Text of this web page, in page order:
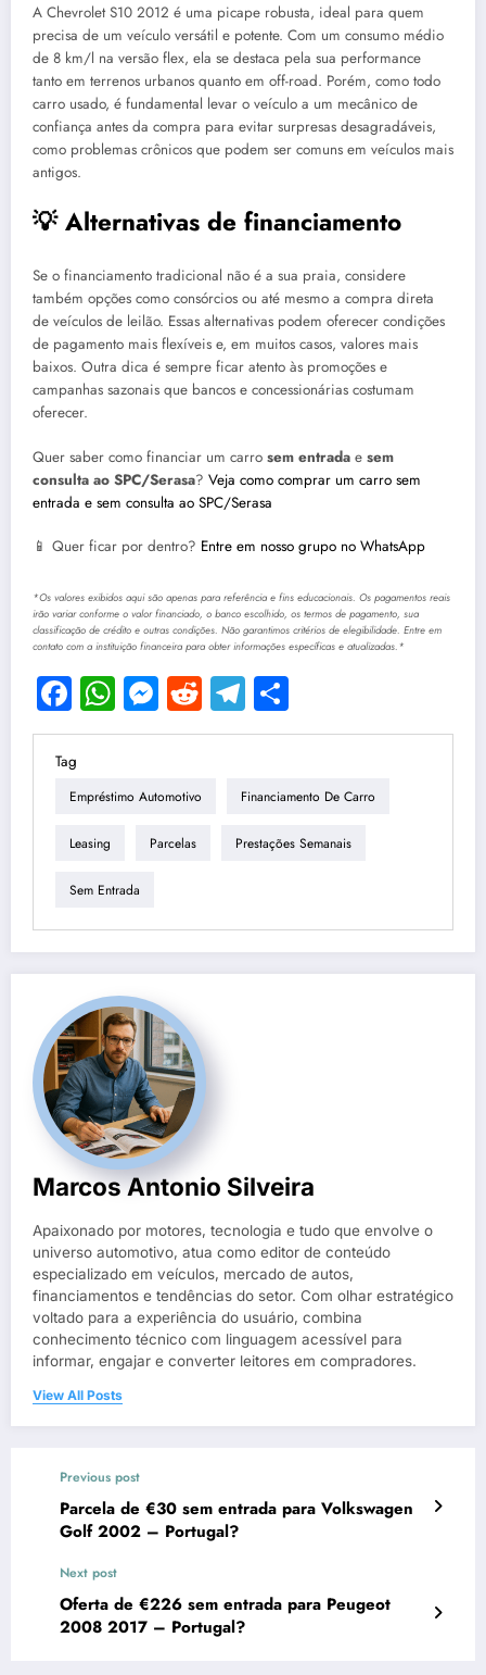
A Chevrolet S10 2012 é uma picape robusta, ideal para quem
precisa de um veículo versátil e potente. Com um consumo médio
de 8 km/l na versão flex, ela se destaca pela sua performance
tanto em terrenos urbanos quanto em off-road. Porém, como todo
carro usado, é fundamental levar o veículo a um mecânico de
confiança antes da compra para evitar surpresas desagradáveis,
como problemas crônicos que podem ser comuns em veículos mais
antigos.
💡 Alternativas de financiamento
Se o financiamento tradicional não é a sua praia, considere
também opções como consórcios ou até mesmo a compra direta
de veículos de leilão. Essas alternativas podem oferecer condições
de pagamento mais flexíveis e, em muitos casos, valores mais
baixos. Outra dica é sempre ficar atento às promoções e
campanhas sazonais que bancos e concessionárias costumam
oferecer.
Quer saber como financiar um carro sem entrada e sem
consulta ao SPC/Serasa? Veja como comprar um carro sem
entrada e sem consulta ao SPC/Serasa
📱 Quer ficar por dentro? Entre em nosso grupo no WhatsApp
*Os valores exibidos aqui são apenas para referência e fins educacionais. Os pagamentos reais
irão variar conforme o valor financiado, o banco escolhido, os termos de pagamento, sua
classificação de crédito e outras condições. Não garantimos critérios de elegibilidade. Entre em
contato com a instituição financeira para obter informações específicas e atualizadas.*
Facebook
WhatsApp
Messenger
RedditTelegram
Tag
Empréstimo Automotivo Financiamento De Carro
Leasing Parcelas Prestações Semanais
Sem Entrada
Marcos Antonio Silveira
Apaixonado por motores, tecnologia e tudo que envolve o
universo automotivo, atua como editor de conteúdo
especializado em veículos, mercado de autos,
financiamentos e tendências do setor. Com olhar estratégico
voltado para a experiência do usuário, combina
conhecimento técnico com linguagem acessível para
informar, engajar e converter leitores em compradores.
View All Posts
Previous post
Parcela de €30 sem entrada para Volkswagen
Golf 2002 – Portugal?
Next post
Oferta de €226 sem entrada para Peugeot
2008 2017 – Portugal?